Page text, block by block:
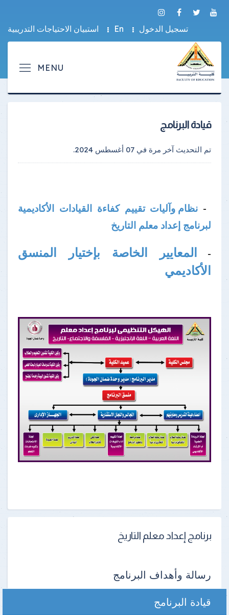
تسجيل الدخول En استبيان الاحتياجات التدريبية
قيادة البرنامج
تم التحديث آخر مرة في 07 أغسطس 2024 .
- نظام وآليات تقييم كفاءة القيادات الأكاديمية
لبرنامج إعداد معلم التاريخ
- المعايير الخاصة بإختيار المنسق
الأكاديمي
برنامج إعداد معلم التاريخ
رسالة وأهداف البرنامج
قيادة البرنامج